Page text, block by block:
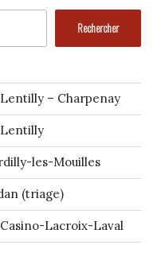
Rechercher
– Charpenay
Lentilly
les-Mouilles
(triage)
Lacroix-Laval